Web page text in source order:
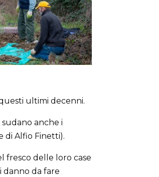
ultimi decenni.
anche i
di Alfio Finetti).
fresco delle loro case
danno da fare